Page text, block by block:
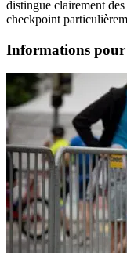
distingue clairement
checkpoint
Informations pour